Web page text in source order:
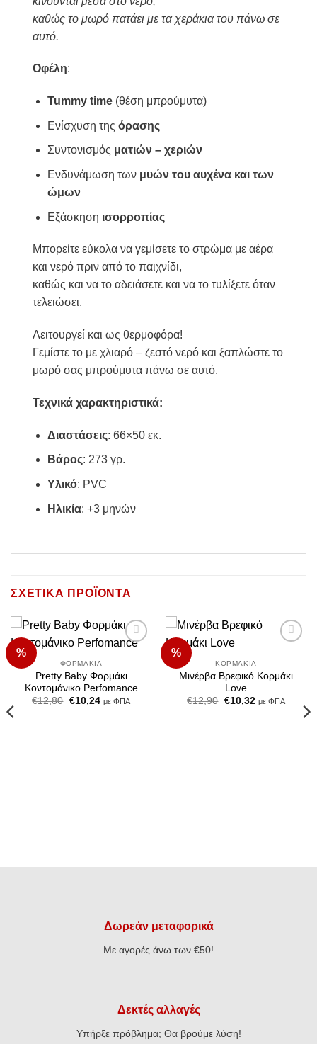
καθώς το μωρό πατάει με τα χεράκια του πάνω σε
αυτό.
Οφέλη:
Tummy time(θέση μπρούμυτα)
Ενίσχυση της όρασης
Συντονισμός ματιών – χεριών
Ενδυνάμωση των μυών του αυχένα και των
ώμων
Εξάσκηση ισορροπίας
Μπορείτε εύκολα να γεμίσετε το στρώμα με αέρα
και νερό πριν από το παιχνίδι,
καθώς και να το αδειάσετε και να το τυλίξετε όταν
τελειώσει.
Λειτουργεί και ως θερμοφόρα!
Γεμίστε το με χλιαρό – ζεστό νερό και ξαπλώστε το
μωρό σας μπρούμυτα πάνω σε αυτό.
Τεχνικά χαρακτηριστικά:
Διαστάσεις: 66×50 εκ.
Βάρος: 273 γρ.
Υλικό: PVC
Ηλικία: +3 μηνών
ΣΧΕΤΙΚΆ ΠΡΟΪΌΝΤΑ
%
ΦΟΡΜΆΚΙΑ
Pretty Baby Φορμάκι
Κοντομάνικο Perfomance
€12,80 Original
€10,24Ημε ΦΠΑ
%
ΚΟΡΜΆΚΙΑ
Μινέρβα Βρεφικό Κορμάκι
Love
€12,90 Original
€10,32Ημε ΦΠΑ
Δωρεάν μεταφορικά
Με αγορές άνω των €50!
Δεκτές αλλαγές
Υπήρξε πρόβλημα; Θα βρούμε λύση!